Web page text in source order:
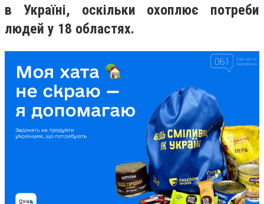
в Україні, оскільки охоплює потреби
людей у 18 областях.